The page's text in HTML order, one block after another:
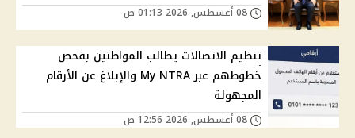
تنظيم الاتصالات يطالب المواطنين بفحص
خطوطهم عبر My NTRA والإبلاغ عن الأرقام
المجهولة